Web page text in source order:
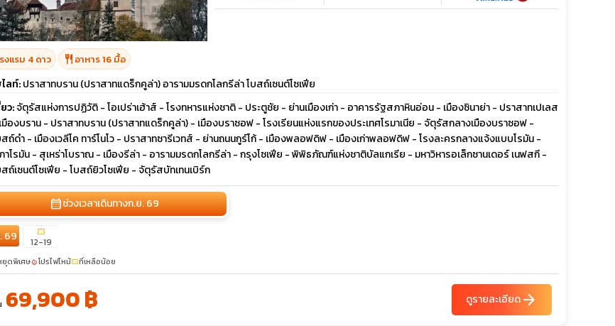
งแรม 4 ดาว restaurant อาหาร 16 มื้อ
ลท์:ปราสาทบราน (ปราสาทแดร็กคูล่า) อารามมรดกโลกรีล่า โบสถ์เซนต์โซเฟีย
ว:จัตุรัสแห่งการปฏิวัติ - โอเปร่าเฮ้าส์ - โรงทหารแห่งชาติ - ประตูชัย - ย่านเมืองเก่า - อาคารรัฐสภาหินอ่อน - เมืองซินาย่า - ปราสาทเปเลส
มืองบราน - ปราสาทบราน (ปราสาทแดร็กคูล่า) - เมืองบราซอฟ - โรงเรียนแห่งแรกของประเทศโรมาเนีย - จัตุรัสกลางเมืองบราซอฟ -
ถ์ดำ - เมืองเวลีโค ทาร์โนโว - ปราสาทซารีเวทส์ - ย่านถนนกูร์โก้ - เมืองพลอฟดิฟ - เมืองเก่าพลอฟดิฟ - โรงละครกลางแจ้งแบบโรมัน -
าโรมัน - สุเหร่าโบราณ - เมืองรีล่า - อารามมรดกโลกรีล่า - กรุงโซเฟีย - พิพิธภัณฑ์แห่งชาติบัลแกเรีย - มหาวิหารอเล็กซานเดอร์ เนฟสกี -
ถ์เซนต์โซเฟีย - โบสถ์ยิวโซเฟีย - จัตุรัสบัทเทนเบิร์ก
calendar_monthช่วงเวลาเดินทางก.ย. 69
69 confirmation_number
12-19
ยุดพิเศษlocal_fire_departmentโปรไฟไหม้confirmation_numberที่เหลือน้อย
69,900 ฿ ดูรายละเอียดarrow_forward